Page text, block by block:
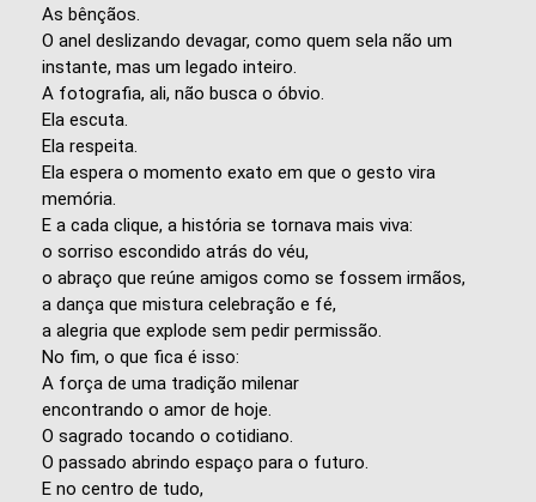
As bênçãos.
O anel deslizando devagar, como quem sela não um
instante, mas um legado inteiro.
A fotografia, ali, não busca o óbvio.
Ela escuta.
Ela respeita.
Ela espera o momento exato em que o gesto vira
memória.
E a cada clique, a história se tornava mais viva:
o sorriso escondido atrás do véu,
o abraço que reúne amigos como se fossem irmãos,
a dança que mistura celebração e fé,
a alegria que explode sem pedir permissão.
No fim, o que fica é isso:
A força de uma tradição milenar
encontrando o amor de hoje.
O sagrado tocando o cotidiano.
O passado abrindo espaço para o futuro.
E no centro de tudo,